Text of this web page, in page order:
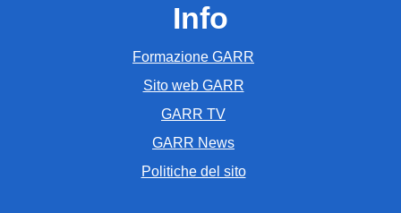
Info
Formazione GARR
Sito web GARR
GARR TV
GARR News
Politiche del sito